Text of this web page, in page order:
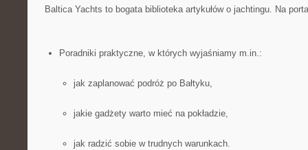
Baltica Yachts to bogata biblioteka artykułów o jachtingu. Na
Poradniki praktyczne, w których wyjaśniamy m.in.:
jak zaplanować podróż po Bałtyku,
jakie gadżety warto mieć na pokładzie,
jak radzić sobie w trudnych warunkach.